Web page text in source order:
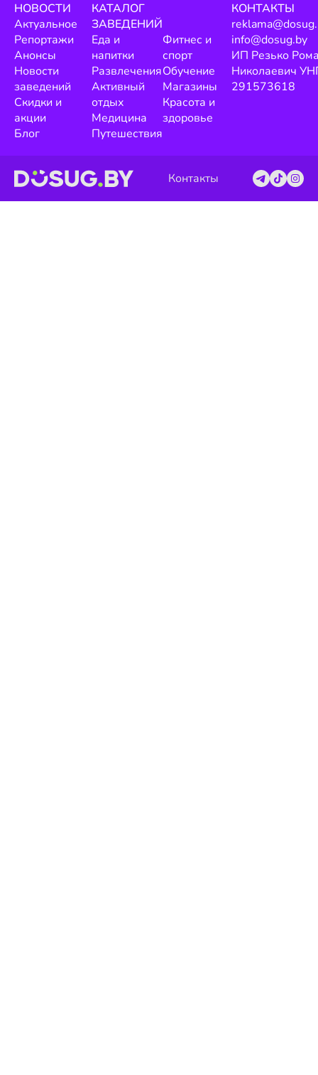
НОВОСТИ
Актуальное
Репортажи
Анонсы
Новости
заведений
Скидки и
акции
Блог
КАТАЛОГ
ЗАВЕДЕНИЙ
Еда и
напитки
Развлечения
Активный
отдых
Медицина
Путешествия
Фитнес и
спорт
Обучение
Магазины
Красота и
здоровье
КОНТАКТЫ
info@dosug.by
ИП Резько
Николаевич
291573618
Контакты